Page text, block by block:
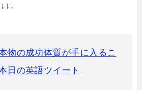
物の成功体質が手に入るこ
日の英語ツイート